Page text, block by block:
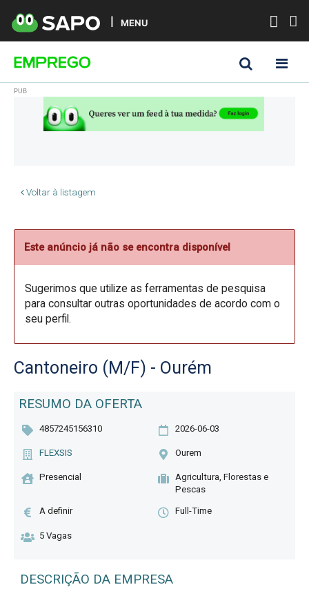
MENU
Voltar à listagem
Este anúncio já não se encontra disponível
Sugerimos que utilize as ferramentas de pesquisa
para consultar outras oportunidades de acordo com o
seu perfil.
Cantoneiro (M/F) - Ourém
RESUMO DA OFERTA
4857245156310 2026-06-03
FLEXSIS Ourem
Presencial
Agricultura, Florestas e
Pescas
A definir Full-Time
5 Vagas
DESCRIÇÃO DA EMPRESA